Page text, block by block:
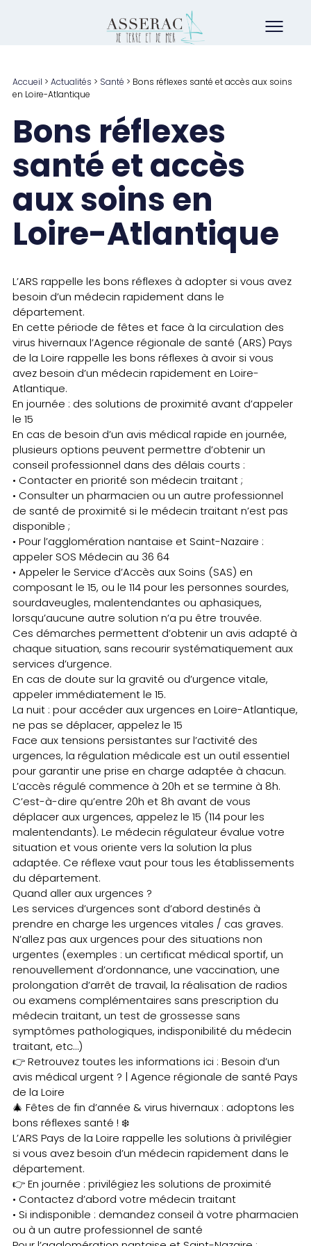
Accueil > Actualités > Santé > Bons réflexes santé et accès aux soins
en Loire-Atlantique
Bons réflexes
santé et accès
aux soins en
Loire-Atlantique
L’ARS rappelle les bons réflexes à adopter si vous avez
besoin d’un médecin rapidement dans le
département.
En cette période de fêtes et face à la circulation des
virus hivernaux l’Agence régionale de santé (ARS) Pays
de la Loire rappelle les bons réflexes à avoir si vous
avez besoin d’un médecin rapidement en Loire-
Atlantique.
En journée : des solutions de proximité avant d’appeler
le 15
En cas de besoin d’un avis médical rapide en journée,
plusieurs options peuvent permettre d’obtenir un
conseil professionnel dans des délais courts :
• Contacter en priorité son médecin traitant ;
• Consulter un pharmacien ou un autre professionnel
de santé de proximité si le médecin traitant n’est pas
disponible ;
• Pour l’agglomération nantaise et Saint-Nazaire :
appeler SOS Médecin au 36 64
• Appeler le Service d’Accès aux Soins (SAS) en
composant le 15, ou le 114 pour les personnes sourdes,
sourdaveugles, malentendantes ou aphasiques,
lorsqu’aucune autre solution n’a pu être trouvée.
Ces démarches permettent d’obtenir un avis adapté à
chaque situation, sans recourir systématiquement aux
services d’urgence.
En cas de doute sur la gravité ou d’urgence vitale,
appeler immédiatement le 15.
La nuit : pour accéder aux urgences en Loire-Atlantique,
ne pas se déplacer, appelez le 15
Face aux tensions persistantes sur l’activité des
urgences, la régulation médicale est un outil essentiel
pour garantir une prise en charge adaptée à chacun.
L’accès régulé commence à 20h et se termine à 8h.
C’est-à-dire qu’entre 20h et 8h avant de vous
déplacer aux urgences, appelez le 15 (114 pour les
malentendants). Le médecin régulateur évalue votre
situation et vous oriente vers la solution la plus
adaptée. Ce réflexe vaut pour tous les établissements
du département.
Quand aller aux urgences ?
Les services d’urgences sont d’abord destinés à
prendre en charge les urgences vitales / cas graves.
N’allez pas aux urgences pour des situations non
urgentes (exemples : un certificat médical sportif, un
renouvellement d’ordonnance, une vaccination, une
prolongation d’arrêt de travail, la réalisation de radios
ou examens complémentaires sans prescription du
médecin traitant, un test de grossesse sans
symptômes pathologiques, indisponibilité du médecin
traitant, etc…)
👉 Retrouvez toutes les informations ici : Besoin d’un
avis médical urgent ? | Agence régionale de santé Pays
de la Loire
🎄 Fêtes de fin d’année & virus hivernaux : adoptons les
bons réflexes santé ! ❄️
L’ARS Pays de la Loire rappelle les solutions à privilégier
si vous avez besoin d’un médecin rapidement dans le
département.
👉 En journée : privilégiez les solutions de proximité
• Contactez d’abord votre médecin traitant
• Si indisponible : demandez conseil à votre pharmacien
ou à un autre professionnel de santé